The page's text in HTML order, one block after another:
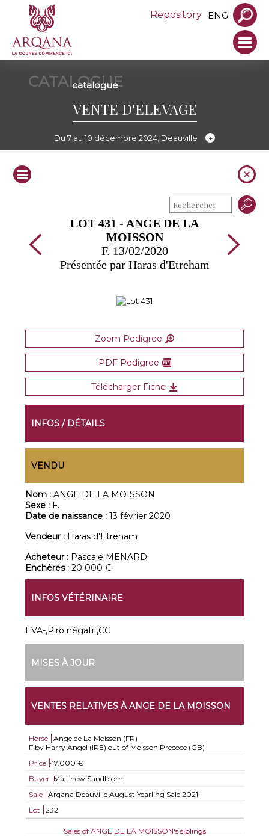
Repository ENG
CATALOGUE
catalogue
VENTE D'ELEVAGE
Du 7 au 10 décembre 2024, Deauville
LOT 431 - ANGE DE LA
MOISSON
F. 13/02/2020
Présentée par Haras d'Etreham
Zoom Pedigree
PDF Pedigree
Télécharger Fiche
INFOS / DÉTAILS
VENDU
Nom :ANGE DE LA MOISSON
Sexe : F.
Date de naissance :13 février 2020
Vendeur : Haras d'Etreham
Acheteur : Pascale MENARD
Enchères :20 000 €
INFOS VÉTÉRINAIRE
EVA-,Piro négatif,CG
MISES À JOUR
VENTES RELATIVES À ANGE DE LA MOISSON
Horse
Ange de La Moisson (FR)
F by Harry Angel (IRE) out of Moisson Precoce (GB)
Price 47.000 €
Buyer Matthew Sandblom
Sale
Arqana Deauville August Yearling Sale 2021
Lot
232
Sales of ANGE DE LA MOISSON's siblings